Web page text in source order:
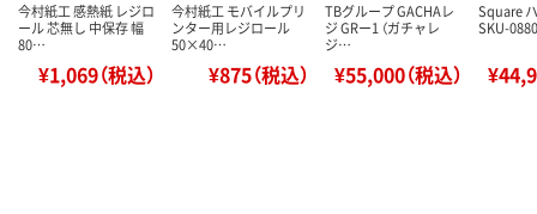
今村紙工 感熱紙 レジロ
ール 芯無し 中保存 幅
80…
¥1,069（税込）
今村紙工 モバイルプリ
ンター用レジロール
50×40…
¥875（税込）
TBグループ GACHAレ
ジ GRー1 （ガチャレ
ジ…
¥55,000（税込）
Square
SKU-